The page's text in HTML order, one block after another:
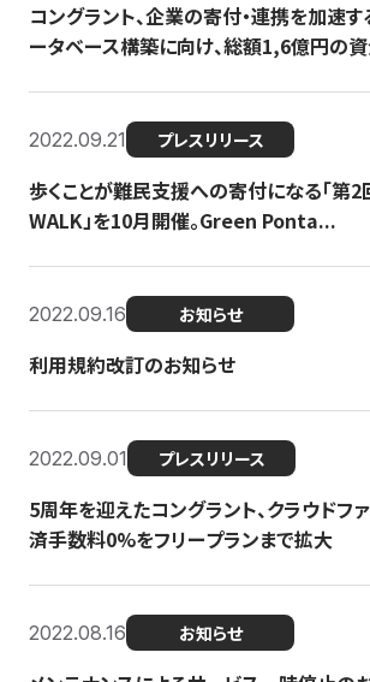
コングラント、企業の寄付・連携を加速
ータベース構築に向け、総額1,6億円の
2022.09.21 プレスリリース
歩くことが難民支援への寄付になる「第2
WALK」を10月開催。Green Ponta...
2022.09.16 お知らせ
利用規約改訂のお知らせ
2022.09.01 プレスリリース
5周年を迎えたコングラント、クラウドフ
済手数料0%をフリープランまで拡大
2022.08.16 お知らせ